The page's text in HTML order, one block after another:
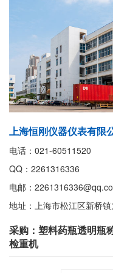
上海恒刚仪器仪表有限
电话：021-60511520
QQ：2261316336
电邮：
地址：上海市松江区新桥
采购：塑料药瓶透明瓶
检重机